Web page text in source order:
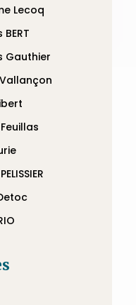
Lecoq
Gauthier